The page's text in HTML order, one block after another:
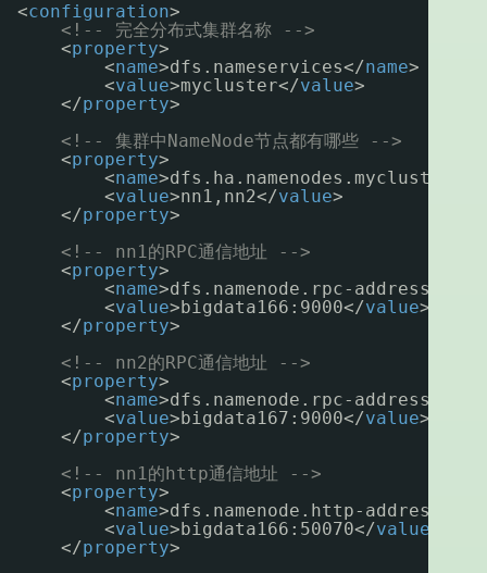
<configuration>
<!-- 完全分布式集群名称 -->
<property>
<name>dfs.nameservices</name>
<value>mycluster</value>
</property>
<!-- 集群中NameNode节点都有哪些 -->
<property>
<name>dfs.ha.namenodes.mycluster</
<value>nn1,nn2</value>
</property>
<!-- nn1的RPC通信地址 -->
<property>
<name>dfs.namenode.rpc-
<value>bigdata166:9000</value>
</property>
<!-- nn2的RPC通信地址 -->
<property>
<name>dfs.namenode.rpc-
<value>bigdata167:9000</value>
</property>
<!-- nn1的http通信地址 -->
<property>
<name>dfs.namenode.http-
<value>bigdata166:50070</value
</property>